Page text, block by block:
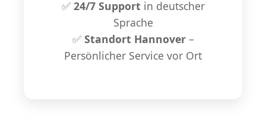
✅ 24/7 Support in deutscher
Sprache
✅ Standort Hannover–
Persönlicher Service vor Ort